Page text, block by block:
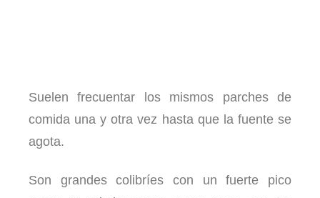
Suelen frecuentar los mismos parches de
comida una y otra vez hasta que la fuente se
agota.
Son grandes colibríes con un fuerte pico